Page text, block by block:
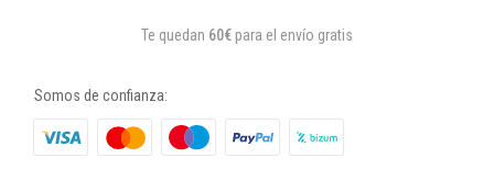
Te quedan 60€ para el envío gratis
Somos de confianza: